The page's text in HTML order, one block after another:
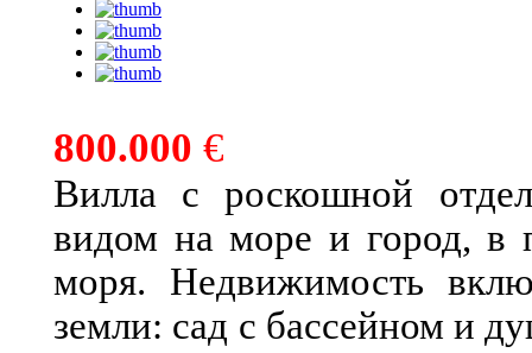
800.000 €
Вилла с роскошной
видом на море и город, в
моря. Недвижимость
земли: сад с бассейном и